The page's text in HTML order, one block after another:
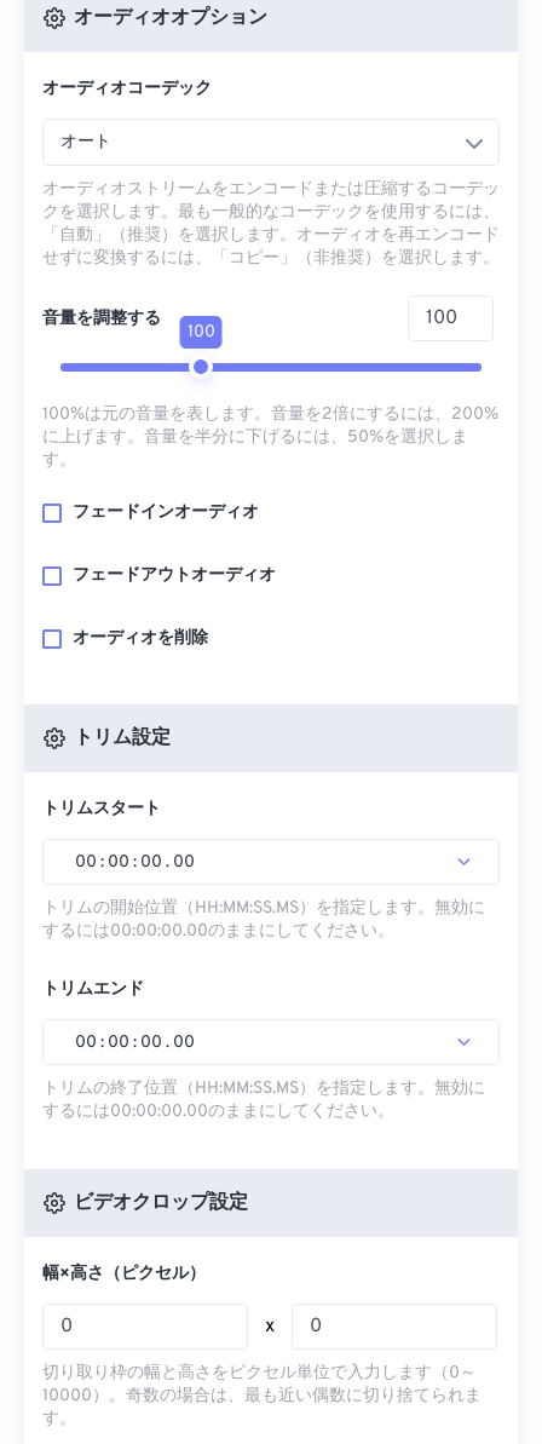
オーディオオプション
オーディオコーデック
オート
オーディオストリームをエンコードまたは圧縮するコーデッ
クを選択します。最も一般的なコーデックを使用するには、
「自動」（推奨）を選択します。オーディオを再エンコード
せずに変換するには、「コピー」（非推奨）を選択します。
音量を調整する
100
100%は元の音量を表します。音量を2倍にするには、200%
に上げます。音量を半分に下げるには、50%を選択しま
す。
フェードインオーディオ
フェードアウトオーディオ
オーディオを削除
トリム設定
トリムスタート
00 : 00 : 00 . 00
トリムの開始位置（HH:MM:SS.MS）を指定します。無効に
するには00:00:00.00のままにしてください。
トリムエンド
00 : 00 : 00 . 00
トリムの終了位置（HH:MM:SS.MS）を指定します。無効に
するには00:00:00.00のままにしてください。
ビデオクロップ設定
幅×高さ（ピクセル）
x
切り取り枠の幅と高さをピクセル単位で入力します（0～
10000）。奇数の場合は、最も近い偶数に切り捨てられま
す。